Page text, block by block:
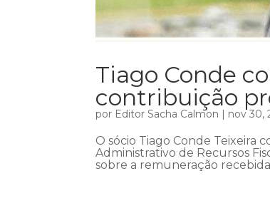
Tiago Conde
contribuição
por Editor Sacha Calmon | nov 30,
O sócio Tiago Conde Teixeira
Administrativo de Recursos
sobre a remuneração